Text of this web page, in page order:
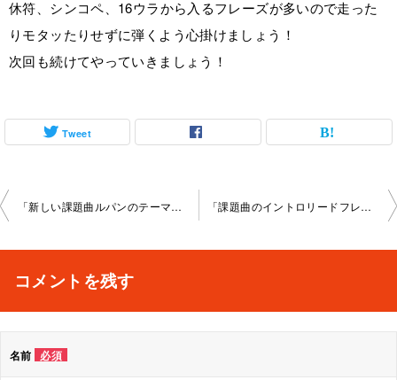
休符、シンコペ、16ウラから入るフレーズが多いので走った
りモタッたりせずに弾くよう心掛けましょう！
次回も続けてやっていきましょう！
Tweet
投
ビ
「新しい課題曲ルパンのテーマ」スカイプレッスン2022-04-0 5-­no0003-­0080 「課題曲のイントロリードフレーズと曲中コード」京都大 宮教室2022-04-16-­no0003-­1005
コメントを残す
名前 必須